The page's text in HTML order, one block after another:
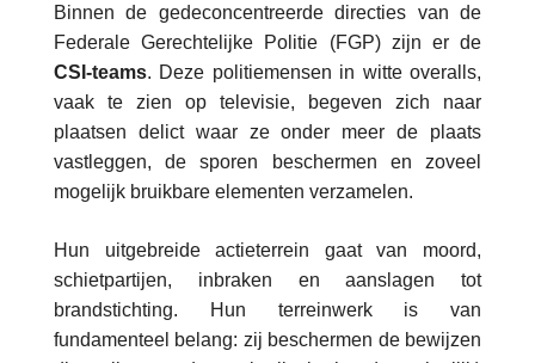
Binnen de gedeconcentreerde directies van de
Federale Gerechtelijke Politie (FGP) zijn er de
CSI-teams. Deze politiemensen in witte overalls,
vaak te zien op televisie, begeven zich naar
plaatsen delict waar ze onder meer de plaats
vastleggen, de sporen beschermen en zoveel
mogelijk bruikbare elementen verzamelen.
Hun uitgebreide actieterrein gaat van moord,
schietpartijen, inbraken en aanslagen tot
brandstichting. Hun terreinwerk is van
fundamenteel belang: zij beschermen de bewijzen